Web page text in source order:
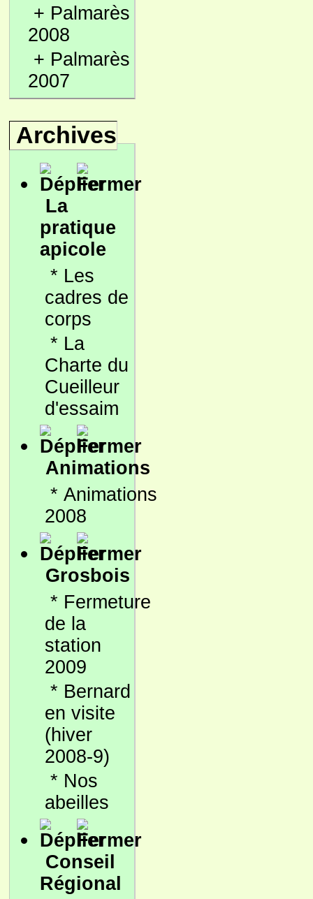
+ Palmarès
2008
+ Palmarès
2007
Archives
La
pratique
apicole
* Les
cadres de
corps
* La
Charte du
Cueilleur
d'essaim
Animations
* Animations
2008
Grosbois
* Fermeture
de la
station
2009
* Bernard
en visite
(hiver
2008-9)
* Nos
abeilles
Conseil
Régional